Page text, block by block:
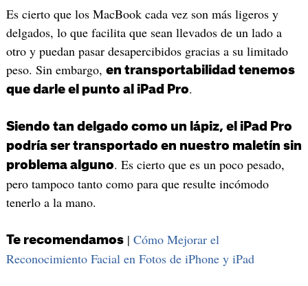
Es cierto que los MacBook cada vez son más ligeros y
delgados, lo que facilita que sean llevados de un lado a
otro y puedan pasar desapercibidos gracias a su limitado
peso. Sin embargo, en transportabilidad tenemos
que darle el punto al iPad Pro.
Siendo tan delgado como un lápiz, el iPad Pro
podría ser transportado en nuestro maletín sin
problema alguno. Es cierto que es un poco pesado,
pero tampoco tanto como para que resulte incómodo
tenerlo a la mano.
Te recomendamos| Cómo Mejorar el
Reconocimiento Facial en Fotos de iPhone y iPad